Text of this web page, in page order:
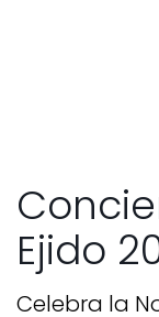
Ejido
Celebra la